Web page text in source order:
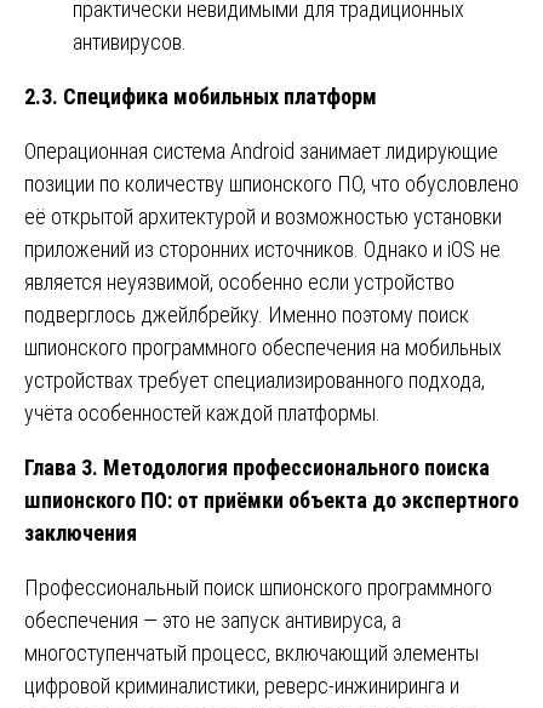
практически невидимыми для традиционных
антивирусов.
2.3. Специфика мобильных платформ
Операционная система Android занимает лидирующие
позиции по количеству шпионского ПО, что обусловлено
её открытой архитектурой и возможностью установки
приложений из сторонних источников. Однако и iOS не
является неуязвимой, особенно если устройство
подверглось джейлбрейку. Именно поэтому поиск
шпионского программного обеспечения на мобильных
устройствах требует специализированного подхода,
учёта особенностей каждой платформы.
Глава 3. Методология профессионального поиска
шпионского ПО: от приёмки объекта до экспертного
заключения
Профессиональный поиск шпионского программного
обеспечения — это не запуск антивируса, а
многоступенчатый процесс, включающий элементы
цифровой криминалистики, реверс-инжиниринга и